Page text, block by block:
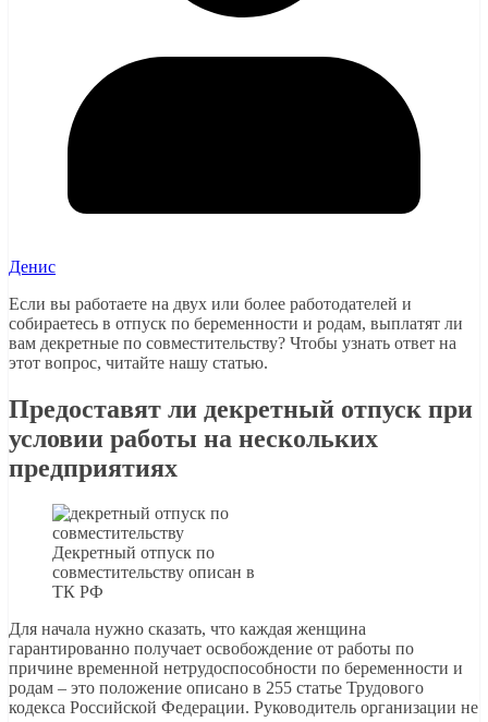
Денис
Если вы работаете на двух или более работодателей и
собираетесь в отпуск по беременности и родам, выплатят ли
вам декретные по совместительству? Чтобы узнать ответ на
этот вопрос, читайте нашу статью.
Предоставят ли декретный отпуск при
условии работы на нескольких
предприятиях
Декретный отпуск по
совместительству описан в
ТК РФ
Для начала нужно сказать, что каждая женщина
гарантированно получает освобождение от работы по
причине временной нетрудоспособности по беременности и
родам – это положение описано в 255 статье Трудового
кодекса Российской Федерации. Руководитель организации не